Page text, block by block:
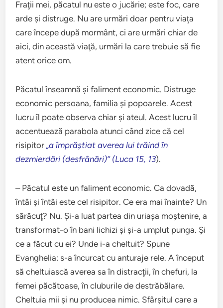
Fraţii mei, păcatul nu este o jucărie; este foc, care
arde şi distruge. Nu are urmări doar pentru viaţa
care începe după mormânt, ci are urmări chiar de
aici, din această viaţă, urmări la care trebuie să fie
atent orice om.
Păcatul înseamnă şi faliment economic. Distruge
economic persoana, familia şi popoarele. Acest
lucru îl poate observa chiar şi ateul. Acest lucru îl
accentuează parabola atunci când zice că cel
risipitor„a împrăştiat averea lui trăind în
dezmierdări (desfrânări)” (Luca 15, 13).
– Păcatul este un faliment economic. Ca dovadă,
întâi şi întâi este cel risipitor. Ce era mai înainte? Un
sărăcuţ? Nu. Şi-a luat partea din uriaşa moştenire, a
transformat-o în bani lichizi şi şi-a umplut punga. Şi
ce a făcut cu ei? Unde i-a cheltuit? Spune
Evanghelia: s-a încurcat cu anturaje rele. A început
să cheltuiască averea sa în distracţii, în chefuri, la
femei păcătoase, în cluburile de destrăbălare.
Cheltuia mii şi nu producea nimic. Sfârşitul care a